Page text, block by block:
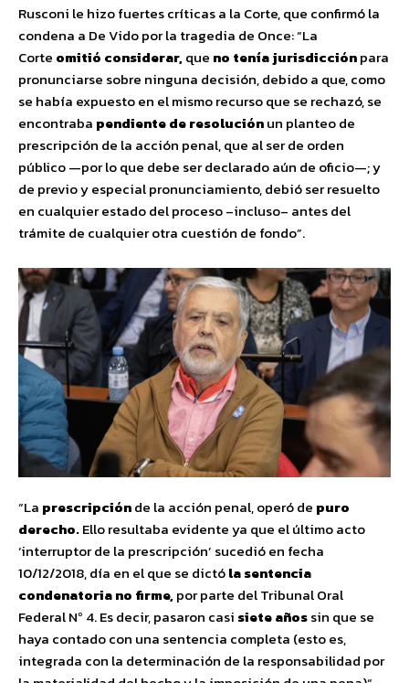
Rusconi le hizo fuertes críticas a la Corte, que confirmó la
condena a De Vido por la tragedia de Once: “La
Corte omitió considerar,que no tenía jurisdicciónpara
pronunciarse sobre ninguna decisión, debido a que, como
se había expuesto en el mismo recurso que se rechazó, se
encontraba pendiente de resoluciónun planteo de
prescripción de la acción penal, que al ser de orden
público —por lo que debe ser declarado aún de oficio—; y
de previo y especial pronunciamiento, debió ser resuelto
en cualquier estado del proceso –incluso– antes del
trámite de cualquier otra cuestión de fondo”.
“La prescripciónde la acción penal, operó de puro
derecho.Ello resultaba evidente ya que el último acto
‘interruptor de la prescripción’ sucedió en fecha
10/12/2018, día en el que se dictóla sentencia
condenatoria no firme,por parte del Tribunal Oral
Federal Nº 4. Es decir, pasaron casi siete añossin que se
haya contado con una sentencia completa (esto es,
integrada con la determinación de la responsabilidad por